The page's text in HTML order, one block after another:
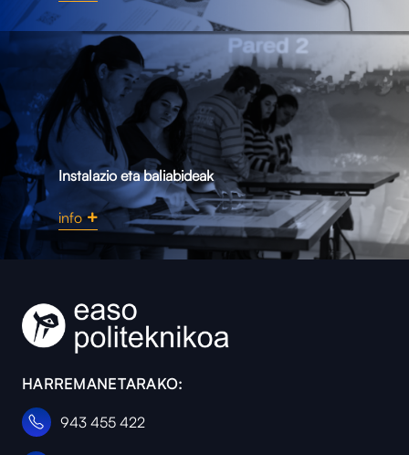
Instalazio eta baliabideak
info
HARREMANETARAKO:
943 455 422